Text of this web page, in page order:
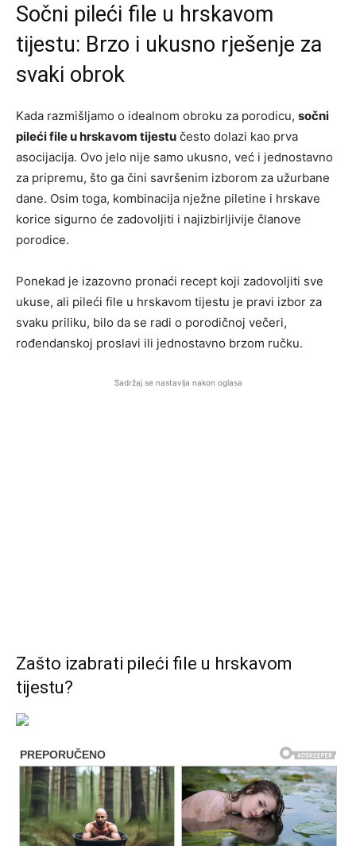
Sočni pileći file u hrskavom
tijestu: Brzo i ukusno rješenje za
svaki obrok
Kada razmišljamo o idealnom obroku za porodicu, sočni
pileći file u hrskavom tijestu često dolazi kao prva
asocijacija. Ovo jelo nije samo ukusno, već i jednostavno
za pripremu, što ga čini savršenim izborom za užurbane
dane. Osim toga, kombinacija nježne piletine i hrskave
korice sigurno će zadovoljiti i najizbirljivije članove
porodice.
Ponekad je izazovno pronaći recept koji zadovoljiti sve
ukuse, ali pileći file u hrskavom tijestu je pravi izbor za
svaku priliku, bilo da se radi o porodičnoj večeri,
rođendanskoj proslavi ili jednostavno brzom ručku.
Sadržaj se nastavlja nakon oglasa
Zašto izabrati pileći file u hrskavom
tijestu?